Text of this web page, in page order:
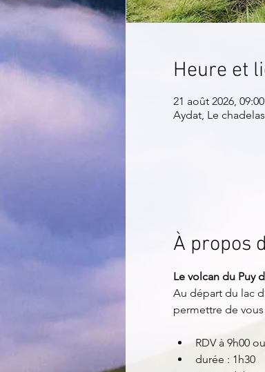
Heure et
21 août 2026,
Aydat, Le
À propos
Le volcan du Puy
Au départ du lac
permettre de
RDV à 9h00
durée : 1h30